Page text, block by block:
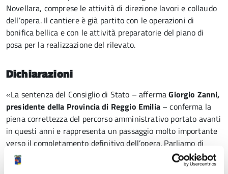
Novellara, comprese le attività di direzione lavori e collaudo
dell’opera. Il cantiere è già partito con le operazioni di
bonifica bellica e con le attività preparatorie del piano di
posa per la realizzazione del rilevato.
Dichiarazioni
«La sentenza del Consiglio di Stato – affermaGiorgio Zanni,
presidente della Provincia di Reggio Emilia– conferma la
piena correttezza del percorso amministrativo portato avanti
in questi anni e rappresenta un passaggio molto importante
verso il completamento definitivo dell’opera. Parliamo di
un’infrastruttura attesa dal territorio e considerata
strategica non solo per Novellara ma per tutta la pianura